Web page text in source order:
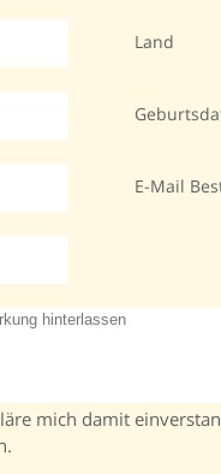
Land
E-Mail
mich damit